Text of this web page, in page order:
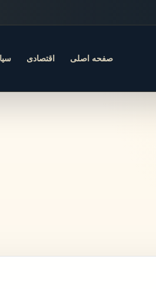
صفحه اصلی اقتصادی